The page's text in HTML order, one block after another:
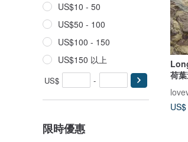
US$10 - 50
US$50 - 100
US$100 - 150
US$150 以上
US$ -
限時優惠
荷